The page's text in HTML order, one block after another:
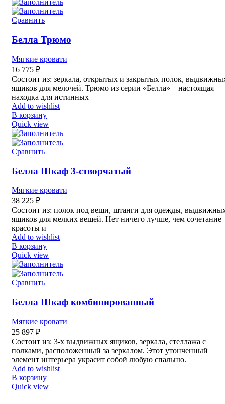
Сравнить
Белла Трюмо
Мягкие кровати
16 775 ₽
Состоит из: зеркала, открытых и закрытых полок,
ящиков для мелочей. Трюмо из серии «Белла» – настоящая
находка для истинных
Add to wishlist
В корзину
Quick view
Сравнить
Белла Шкаф 3-створчатый
Мягкие кровати
38 225 ₽
Состоит из: полок под вещи, штанги для одежды,
ящиков для мелких вещей. Нет ничего лучше, чем сочетание
красоты и
Add to wishlist
В корзину
Quick view
Сравнить
Белла Шкаф комбинированный
Мягкие кровати
25 897 ₽
Состоит из: 3-х выдвижных ящиков, зеркала, стеллажа с
полками, расположенный за зеркалом. Этот утонченный
элемент интерьера украсит собой любую спальню.
Add to wishlist
В корзину
Quick view